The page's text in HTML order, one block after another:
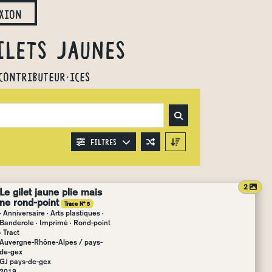
jaunes
Filtres
2
Le gilet jaune plie mais
ne rond-point
Trace N° 5
· Anniversaire · Arts plastiques ·
Banderole · Imprimé · Rond-point
· Tract
Auvergne-Rhône-Alpes /pays-
de-gex
GJ pays-de-gex